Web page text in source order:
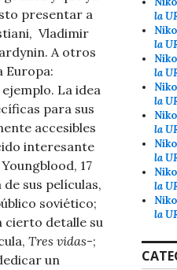
presentar a
Vladimir
A otros
Europa:
La idea
para sus
accesibles
interesante
17
de sus películas,
soviético;
cierto detalle su
Tres vidas-;
un
la
la
la
la
la
la
la
la